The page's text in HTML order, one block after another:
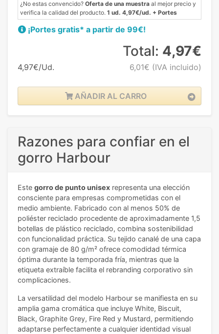
¿No estas convencido? Oferta de una muestra al mejor precio y
verifica la calidad del producto. 1 ud. 4,97€/ud. + Portes
¡Portes gratis* a partir de 99€!
4,97€/Ud.
Total: 4,97€
6,01€ (IVA incluido)
AÑADIR AL CARRO
Razones para confiar en el
gorro Harbour
Este gorro de punto unisex representa una elección
consciente para empresas comprometidas con el
medio ambiente. Fabricado con al menos 50% de
poliéster reciclado procedente de aproximadamente 1,5
botellas de plástico reciclado, combina sostenibilidad
con funcionalidad práctica. Su tejido canalé de una capa
con gramaje de 80 g/m² ofrece comodidad térmica
óptima durante la temporada fría, mientras que la
etiqueta extraíble facilita el rebranding corporativo sin
complicaciones.
La versatilidad del modelo Harbour se manifiesta en su
amplia gama cromática que incluye White, Biscuit,
Black, Graphite Grey, Fire Red y Mustard, permitiendo
adaptarse perfectamente a cualquier identidad visual